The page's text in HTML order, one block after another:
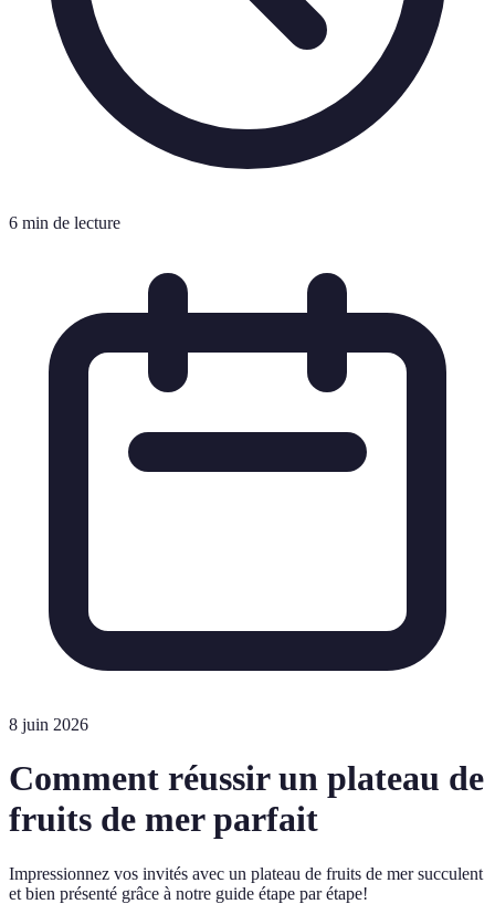
6 min de lecture
8 juin 2026
Comment réussir un plateau de
fruits de mer parfait
Impressionnez vos invités avec un plateau de fruits de mer succulent
et bien présenté grâce à notre guide étape par étape!